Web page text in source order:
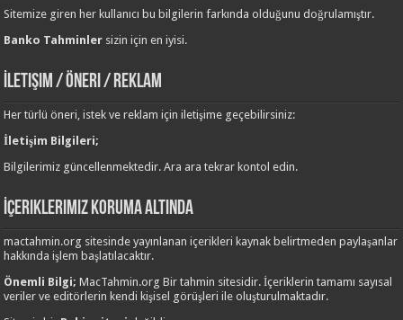
Sitemize giren her kullanıcı bu bilgilerin farkında olduğunu doğrulamıştır.
Banko Tahminler sizin için en iyisi.
İletişim / Öneri / Reklam
Her türlü öneri, istek ve reklam için iletişime geçebilirsiniz:
İletişim Bilgileri;
Bilgilerimiz güncellenmektedir. Ara ara tekrar kontol edin.
İçeriklerimiz Koruma Altında
mactahmin.org sitesinde yayınlanan içerikleri kaynak belirtmeden paylaşanlar
hakkında işlem başlatılacaktır.
Önemli Bilgi;MacTahmin.org Bir tahmin sitesidir. İçeriklerin tamamı sayısal
veriler ve editörlerin kendi kişisel görüşleri ile oluşturulmaktadır.